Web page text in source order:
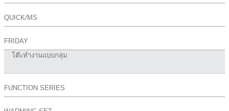
QUICK/MS
FRIDAY
โต๊ะทำงานแบบกลุ่ม
FUNCTION SERIES